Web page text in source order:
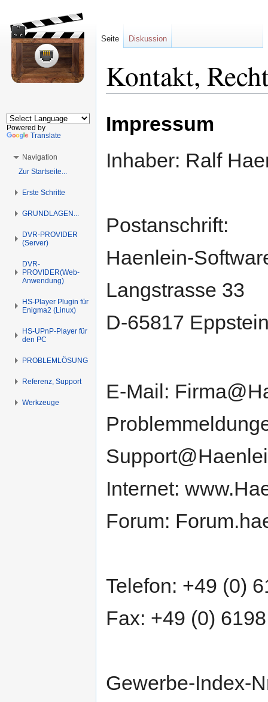
Kontakt,
Navigation
springen
Suche
springen
Impressum
Inhaber: Ralf
Postanschrift:
Haenlein-
Langstrasse 33
D-65817
E-Mail:
Internet:
Forum:
Telefon: +49 (0)
Fax: +49 (0)
Gewerbe-Index-
Seite Diskussion
Powered by
Translate
Navigation
Zur Startseite...
Erste Schritte
GRUNDLAGEN...
DVR-PROVIDER
(Server)
DVR-
PROVIDER(Web-
Anwendung)
HS-Player Plugin für
Enigma2 (Linux)
HS-UPnP-Player für
den PC
PROBLEMLÖSUNG
Referenz, Support
Werkzeuge